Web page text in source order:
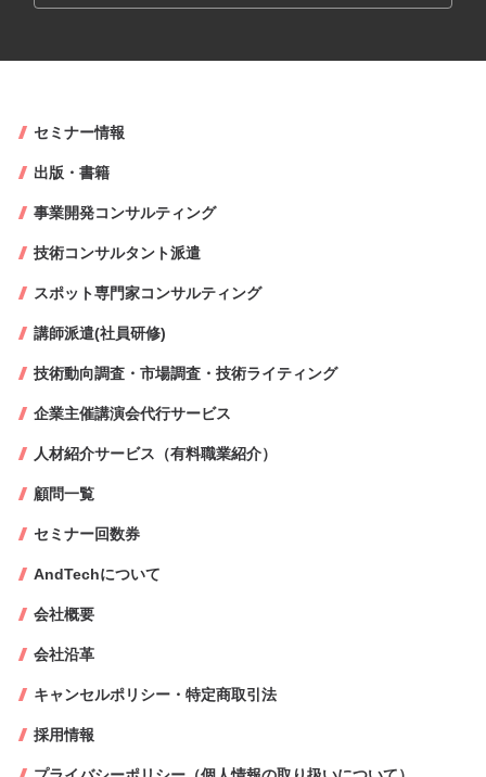
セミナー情報
出版・書籍
事業開発コンサルティング
技術コンサルタント派遣
スポット専門家コンサルティング
講師派遣(社員研修)
技術動向調査・市場調査・技術ライティング
企業主催講演会代行サービス
人材紹介サービス（有料職業紹介）
顧問一覧
セミナー回数券
AndTechについて
会社概要
会社沿革
キャンセルポリシー・特定商取引法
採用情報